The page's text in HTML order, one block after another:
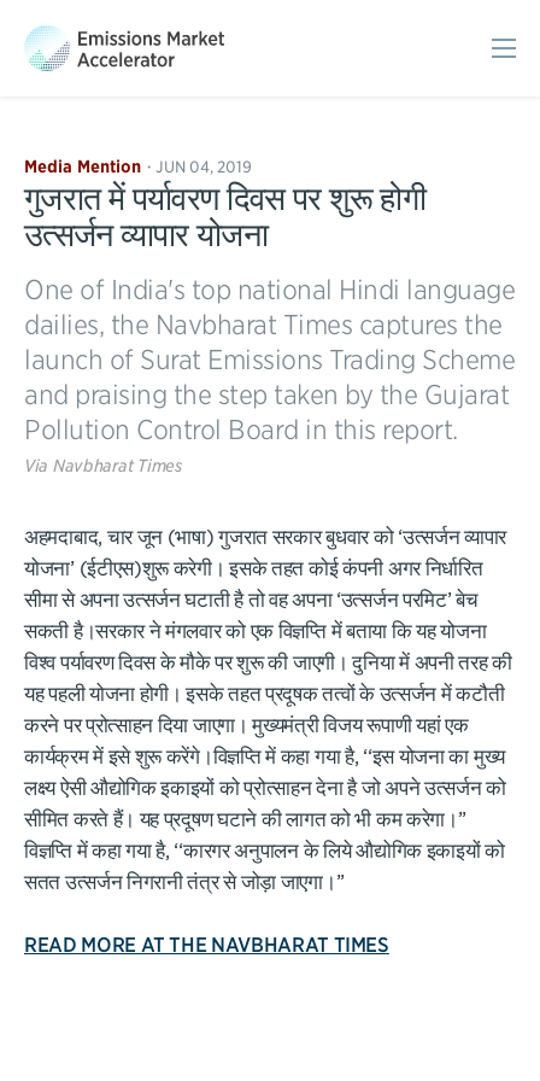
Media Mention • JUN 04, 2019
गुजरात में पर्यावरण दिवस पर शुरू होगी
उत्सर्जन व्यापार योजना
One of India's top national Hindi language
dailies, the Navbharat Times captures the
launch of Surat Emissions Trading Scheme
and praising the step taken by the Gujarat
Pollution Control Board in this report.
Via Navbharat Times
अहमदाबाद, चार जून (भाषा) गुजरात सरकार बुधवार को ‘उत्सर्जन व्यापार
योजना’ (ईटीएस)शुरू करेगी। इसके तहत कोई कंपनी अगर निर्धारित
सीमा से अपना उत्सर्जन घटाती है तो वह अपना ‘उत्सर्जन परमिट’ बेच
सकती है।सरकार ने मंगलवार को एक विज्ञप्ति में बताया कि यह योजना
विश्व पर्यावरण दिवस के मौके पर शुरू की जाएगी। दुनिया में अपनी तरह की
यह पहली योजना होगी। इसके तहत प्रदूषक तत्वों के उत्सर्जन में कटौती
करने पर प्रोत्साहन दिया जाएगा। मुख्यमंत्री विजय रूपाणी यहां एक
कार्यक्रम में इसे शुरू करेंगे।विज्ञप्ति में कहा गया है, ‘‘इस योजना का मुख्य
लक्ष्य ऐसी औद्योगिक इकाइयों को प्रोत्साहन देना है जो अपने उत्सर्जन को
सीमित करते हैं। यह प्रदूषण घटाने की लागत को भी कम करेगा।’’
विज्ञप्ति में कहा गया है, ‘‘कारगर अनुपालन के लिये औद्योगिक इकाइयों को
सतत उत्सर्जन निगरानी तंत्र से जोड़ा जाएगा।’’
READ MORE AT THE NAVBHARAT TIMES